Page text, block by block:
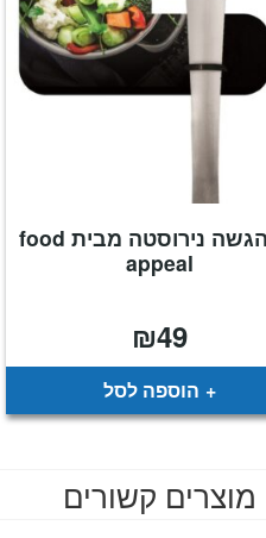
כף הגשה נירוסטה מבית food
appeal
₪49
הוספה לסל
מוצרים קשורים